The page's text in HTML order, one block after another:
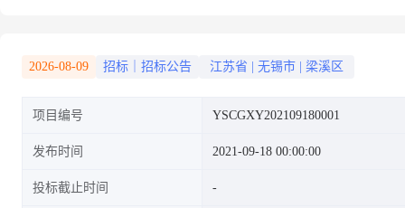
2026-08-09 招标｜招标公告 江苏省 无锡市 梁溪区
项目编号 YSCGXY202109180001
发布时间 2021-09-18 00:00:00
投标截止时间